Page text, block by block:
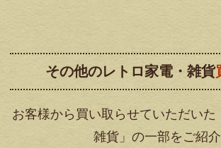
その他のレトロ家電・雑貨
お客様から買い取らせていただいた
雑貨」の一部をご紹